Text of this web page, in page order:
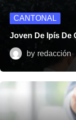
CANTONAL
Joven De Ipís
by redacción